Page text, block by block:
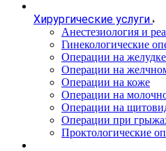
Хирургические услуги
Анестезиология и
Гинекологические
Операции на желудке
Операции на
Операции на коже
Операции на
Операции на
Операции при
Проктологические